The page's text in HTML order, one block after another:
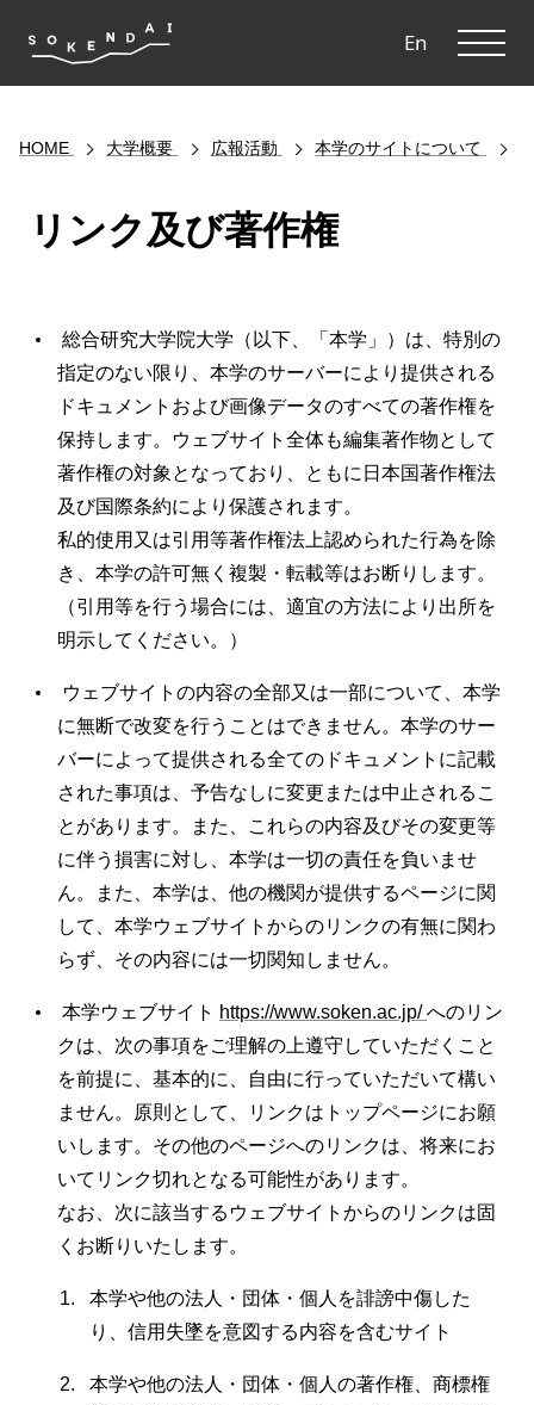
En
HOME 大学概要 広報活動 本学のサイトについて
リンク及び著作権
総合研究大学院大学（以下、「本学」）は、特別の
指定のない限り、本学のサーバーにより提供される
ドキュメントおよび画像データのすべての著作権を
保持します。ウェブサイト全体も編集著作物として
著作権の対象となっており、ともに日本国著作権法
及び国際条約により保護されます。
私的使用又は引用等著作権法上認められた行為を除
き、本学の許可無く複製・転載等はお断りします。
（引用等を行う場合には、適宜の方法により出所を
明示してください。）
ウェブサイトの内容の全部又は一部について、本学
に無断で改変を行うことはできません。本学のサー
バーによって提供される全てのドキュメントに記載
された事項は、予告なしに変更または中止されるこ
とがあります。また、これらの内容及びその変更等
に伴う損害に対し、本学は一切の責任を負いませ
ん。また、本学は、他の機関が提供するページに関
して、本学ウェブサイトからのリンクの有無に関わ
らず、その内容には一切関知しません。
本学ウェブサイト https://www.soken.ac.jp/へのリン
クは、次の事項をご理解の上遵守していただくこと
を前提に、基本的に、自由に行っていただいて構い
ません。原則として、リンクはトップページにお願
いします。その他のページへのリンクは、将来にお
いてリンク切れとなる可能性があります。
なお、次に該当するウェブサイトからのリンクは固
くお断りいたします。
本学や他の法人・団体・個人を誹謗中傷した
り、信用失墜を意図する内容を含むサイト
本学や他の法人・団体・個人の著作権、商標権